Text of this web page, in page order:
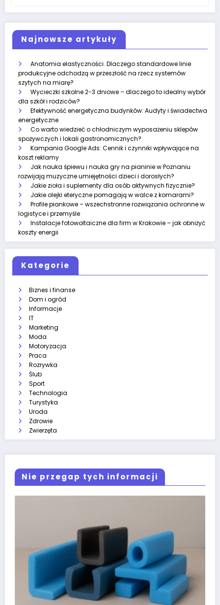
Najnowsze artykuły
Anatomia elastyczności. Dlaczego standardowe linie
produkcyjne odchodzą w przeszłość na rzecz systemów
szytych na miarę?
Wycieczki szkolne 2-3 dniowe – dlaczego to idealny wybór
dla szkół i rodziców?
Efektywność energetyczna budynków: Audyty i świadectwa
energetyczne
Co warto wiedzieć o chłodniczym wyposażeniu sklepów
spożywczych i lokali gastronomicznych?
Kampania Google Ads: Cennik i czynniki wpływające na
koszt reklamy
Jak nauka śpiewu i nauka gry na pianinie w Poznaniu
rozwijają muzyczne umiejętności dzieci i dorosłych?
Jakie zioła i suplementy dla osób aktywnych fizycznie?
Jakie olejki eteryczne pomagają w walce z komarami?
Profile piankowe – wszechstronne rozwiązania ochronne w
logistyce i przemyśle
Instalacje fotowoltaiczne dla firm w Krakowie – jak obniżyć
koszty energii
Kategorie
Biznes i finanse
Dom i ogród
Informacje
IT
Marketing
Moda
Motoryzacja
Praca
Rozrywka
Ślub
Sport
Technologia
Turystyka
Uroda
Zdrowie
Zwierzęta
Nie przegap tych informacji